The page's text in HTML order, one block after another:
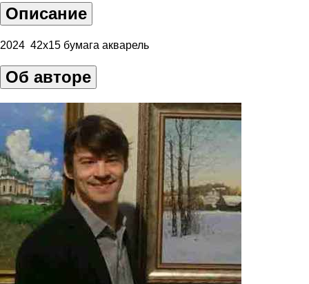
Описание
2024 42х15 бумага акварель
Об авторе